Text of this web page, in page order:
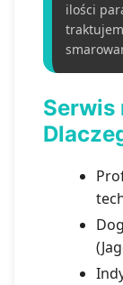
ilości
Serwis